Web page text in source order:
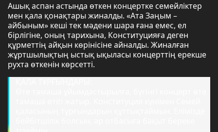
Ашық аспан астында өткен концертке семейліктер
мен қала қонақтары жиналды. «Ата Заңым –
айбыным» кеші тек мәдени шара ғана емес, ел
бірлігіне, оның тарихына, Конституцияға деген
құрметтің айқын көрінісіне айналды. Жиналған
жұртшылықтың ыстық ықыласы концерттің ерекше
рухта өткенін көрсетті.